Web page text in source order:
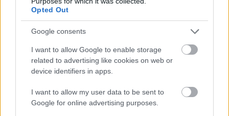
Opted Out
Google consents
I want to allow Google to enable storage
related to advertising like cookies on web or
device identifiers in apps.
I want to allow my user data to be sent to
Google for online advertising purposes.
Ανάπτυξη αλλά και ακρίβεια: Γιατί η ελληνική
αισθάνονται
Εορτολόγιο: Ποιοι γιορτάζουν σήμερα
νέων δανείων 15 δισ. ευρώ και η έκπληξη στις
προμήθειες